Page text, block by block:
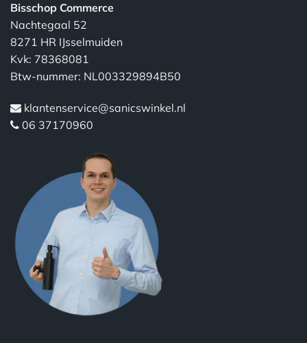
Bisschop Commerce
Nachtegaal 52
8271 HR IJsselmuiden
Kvk: 78368081
Btw-nummer: NL003329894B50
klantenservice@sanicswinkel.nl
06 37170960